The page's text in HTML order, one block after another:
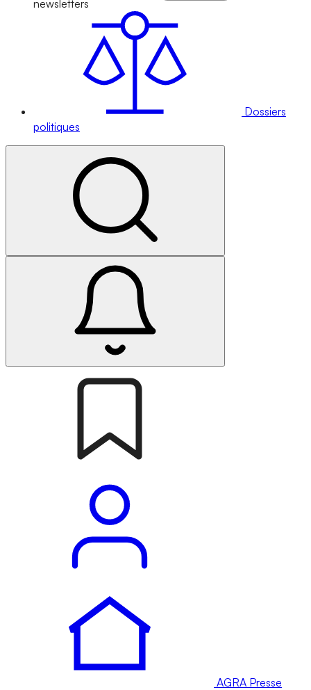
newsletters
Dossiers
politiques
AGRA Presse